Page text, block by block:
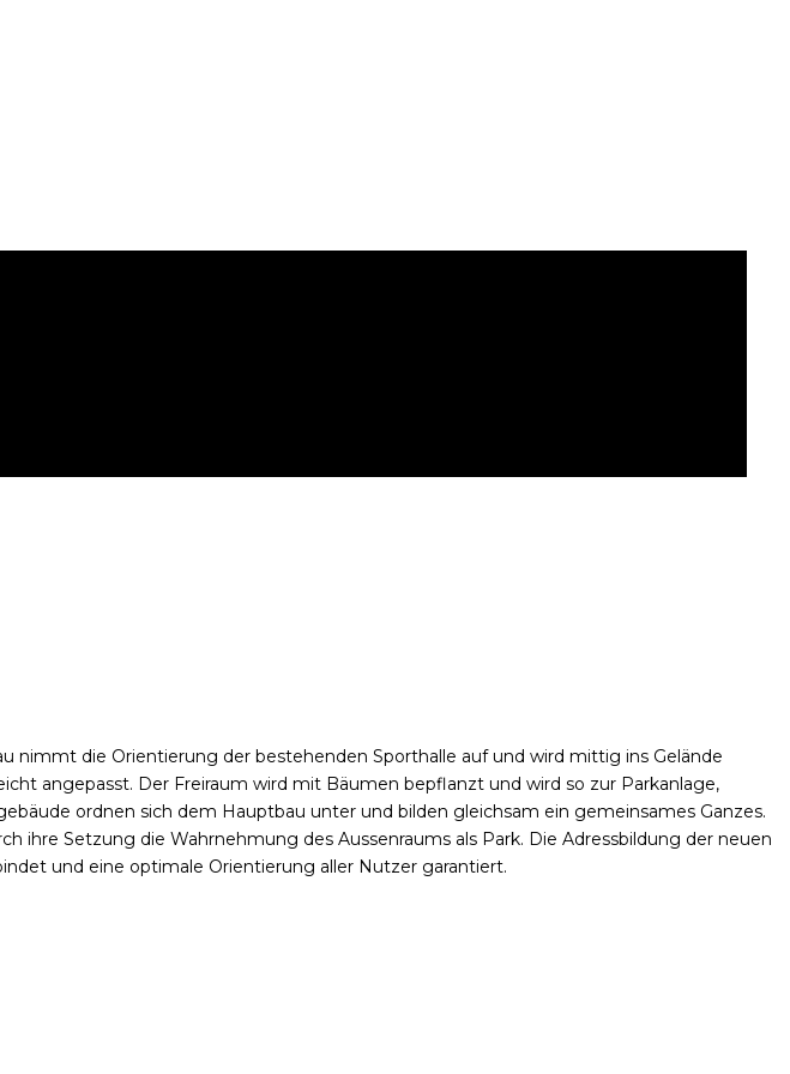
nimmt die Orientierung der bestehenden Sporthalle auf und wird mittig ins Gelände
angepasst. Der Freiraum wird mit Bäumen bepflanzt und wird so zur Parkanlage,
ordnen sich dem Hauptbau unter und bilden gleichsam ein gemeinsames Ganzes.
Setzung die Wahrnehmung des Aussenraums als Park. Die Adressbildung der neuen
und eine optimale Orientierung aller Nutzer garantiert.